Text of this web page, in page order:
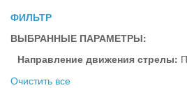
ФИЛЬТР
ВЫБРАННЫЕ ПАРАМЕТРЫ:
Направление движения стрелы:
Очистить все